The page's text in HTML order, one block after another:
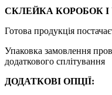
СКЛЕЙКА КОРОБОК
Готова продукція
Упаковка замовлення
додаткового сплітування
ДОДАТКОВІ ОПЦІЇ: